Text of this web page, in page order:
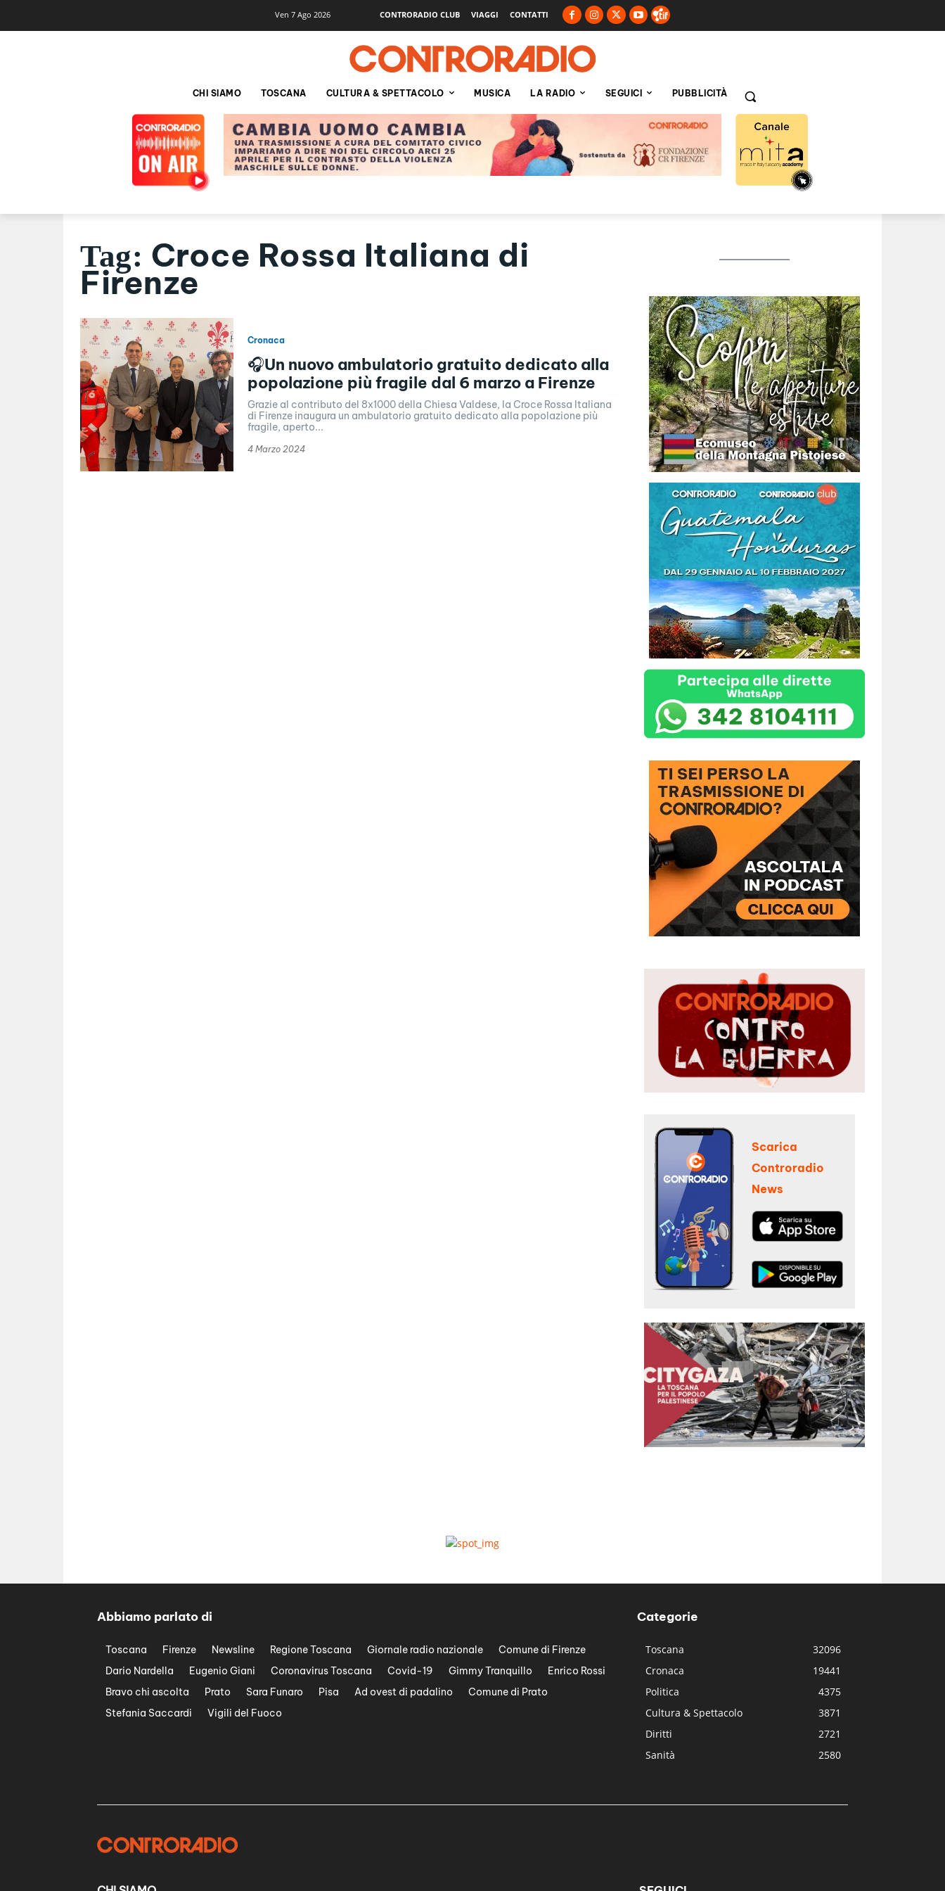
Ven 7 Ago 2026 CONTRORADIO CLUB VIAGGI CONTATTI
CHI SIAMO TOSCANA CULTURA & SPETTACOLO MUSICA LA RADIO SEGUICI PUBBLICITÀ
Tag: Croce Rossa Italiana di
Firenze
Cronaca
🎧Un nuovo ambulatorio gratuito dedicato alla
popolazione più fragile dal 6 marzo a Firenze
Grazie al contributo del 8x1000 della Chiesa Valdese, la Croce Rossa Italiana
di Firenze inaugura un ambulatorio gratuito dedicato alla popolazione più
fragile, aperto...
4 Marzo 2024
Scarica
Controradio
News
Abbiamo parlato di
Toscana Firenze Newsline Regione Toscana Giornale radio nazionale
Comune di Firenze
Dario Nardella
Eugenio Giani Coronavirus Toscana Covid-19 Gimmy Tranquillo
Enrico Rossi
Bravo chi ascolta
Prato Sara Funaro Pisa Ad ovest di padalino
Comune di Prato
Stefania Saccardi
Vigili del Fuoco
Categorie
Toscana
32096
Cronaca
19441
Politica
4375
Cultura & Spettacolo
3871
Diritti
2721
Sanità
2580